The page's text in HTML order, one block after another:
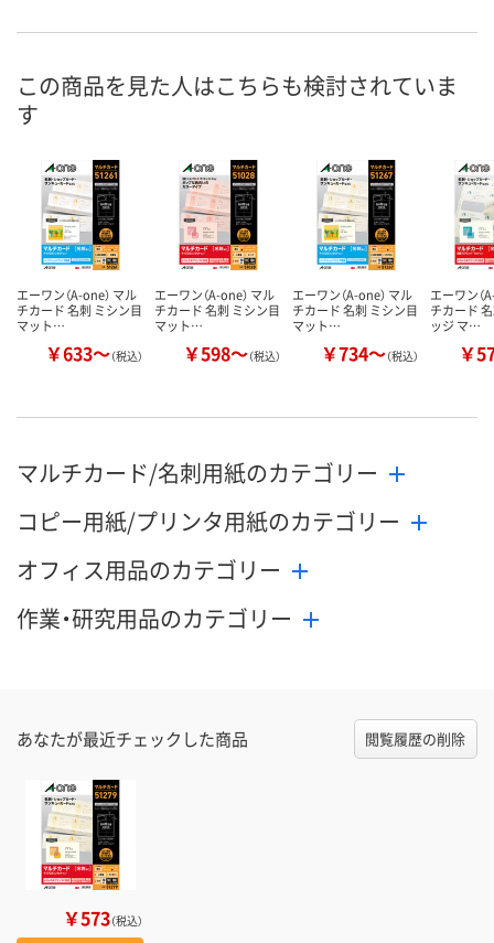
696784 354161 354151
在庫 4点 あり あり
お届け日
数量
カゴへ
数量
カゴへ カ
この商品を見た人はこちらも検討されていま
す
エーワン（A-one） マル
チカード 名刺 ミシン目
マット…
￥633～（税込）
エーワン（A-one） マル
チカード 名刺 ミシン目
マット…
￥598～（税込）
エーワン（A-one） マル
チカード 名刺 ミシン目
マット…
￥734～（税込）
エーワン（
チカード
ッジ マ…
￥
マルチカード/名刺用紙のカテゴリー
コピー用紙/プリンタ用紙のカテゴリー
オフィス用品のカテゴリー
作業・研究用品のカテゴリー
あなたが最近チェックした商品 閲覧履歴の削除
￥573（税込）